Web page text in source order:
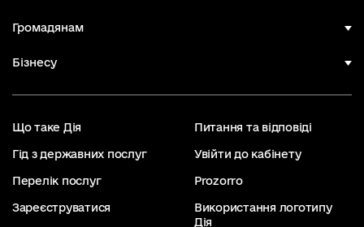
Громадянам
Бізнесу
Що таке Дія Питання та відповіді
Гід з державних послуг Увійти до кабінету
Перелік послуг Prozorro
Зареєструватися
Використання логотипу
Дія